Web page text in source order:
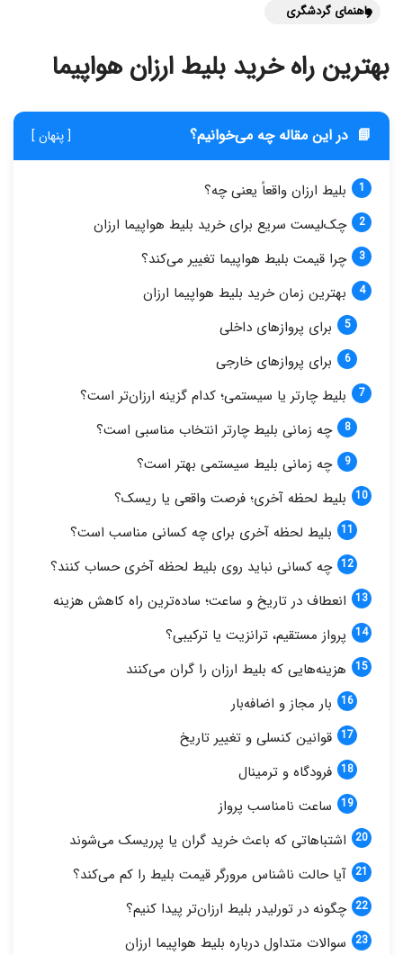
راهنمای گردشگری
بهترین راه خرید بلیط ارزان هواپیما
📘 در این مقاله چه می‌خوانیم؟ [ پنهان ]
بلیط ارزان واقعاً یعنی چه؟
چک‌لیست سریع برای خرید بلیط هواپیما ارزان
چرا قیمت بلیط هواپیما تغییر می‌کند؟
بهترین زمان خرید بلیط هواپیما ارزان
برای پروازهای داخلی
برای پروازهای خارجی
بلیط چارتر یا سیستمی؛ کدام گزینه ارزان‌تر است؟
چه زمانی بلیط چارتر انتخاب مناسبی است؟
چه زمانی بلیط سیستمی بهتر است؟
بلیط لحظه آخری؛ فرصت واقعی یا ریسک؟
بلیط لحظه آخری برای چه کسانی مناسب است؟
چه کسانی نباید روی بلیط لحظه آخری حساب کنند؟
انعطاف در تاریخ و ساعت؛ ساده‌ترین راه کاهش هزینه
پرواز مستقیم، ترانزیت یا ترکیبی؟
هزینه‌هایی که بلیط ارزان را گران می‌کنند
بار مجاز و اضافه‌بار
قوانین کنسلی و تغییر تاریخ
فرودگاه و ترمینال
ساعت نامناسب پرواز
اشتباهاتی که باعث خرید گران یا پرریسک می‌شوند
آیا حالت ناشناس مرورگر قیمت بلیط را کم می‌کند؟
چگونه در تورلیدر بلیط ارزان‌تر پیدا کنیم؟
سوالات متداول درباره بلیط هواپیما ارزان